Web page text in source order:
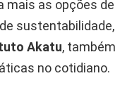
mais as opções de
sustentabilidade,
Akatu, também
no cotidiano.